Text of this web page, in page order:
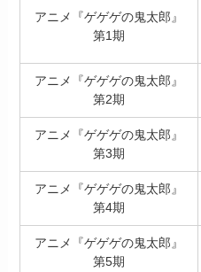
アニメ『ゲゲゲの鬼太郎』
第1期
アニメ『ゲゲゲの鬼太郎』
第2期
アニメ『ゲゲゲの鬼太郎』
第3期
アニメ『ゲゲゲの鬼太郎』
第4期
アニメ『ゲゲゲの鬼太郎』
第5期